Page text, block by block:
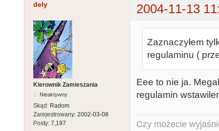
dely 2004-11-13
Kierownik Zamieszania
Nieaktywny
Skąd: Radom
Zarejestrowany: 2002-03-08
Posty: 7,197
Zaznaczyłem
regulaminu (
Eee to nie ja.
regulamin
Czy możecie